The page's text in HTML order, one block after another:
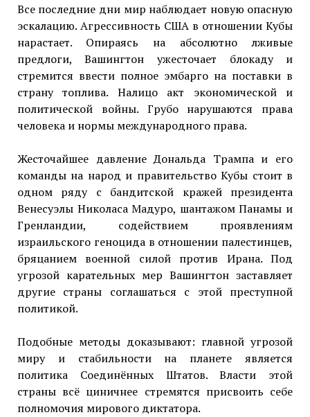
Все последние дни мир наблюдает новую опасную
эскалацию. Агрессивность США в отношении Кубы
нарастает. Опираясь на абсолютно лживые
предлоги, Вашингтон ужесточает блокаду и
стремится ввести полное эмбарго на поставки в
страну топлива. Налицо акт экономической и
политической войны. Грубо нарушаются права
человека и нормы международного права.
Жесточайшее давление Дональда Трампа и его
команды на народ и правительство Кубы стоит в
одном ряду с бандитской кражей президента
Венесуэлы Николаса Мадуро, шантажом Панамы и
Гренландии, содействием проявлениям
израильского геноцида в отношении палестинцев,
бряцанием военной силой против Ирана. Под
угрозой карательных мер Вашингтон заставляет
другие страны соглашаться с этой преступной
политикой.
Подобные методы доказывают: главной угрозой
миру и стабильности на планете является
политика Соединённых Штатов. Власти этой
страны всё циничнее стремятся присвоить себе
полномочия мирового диктатора.